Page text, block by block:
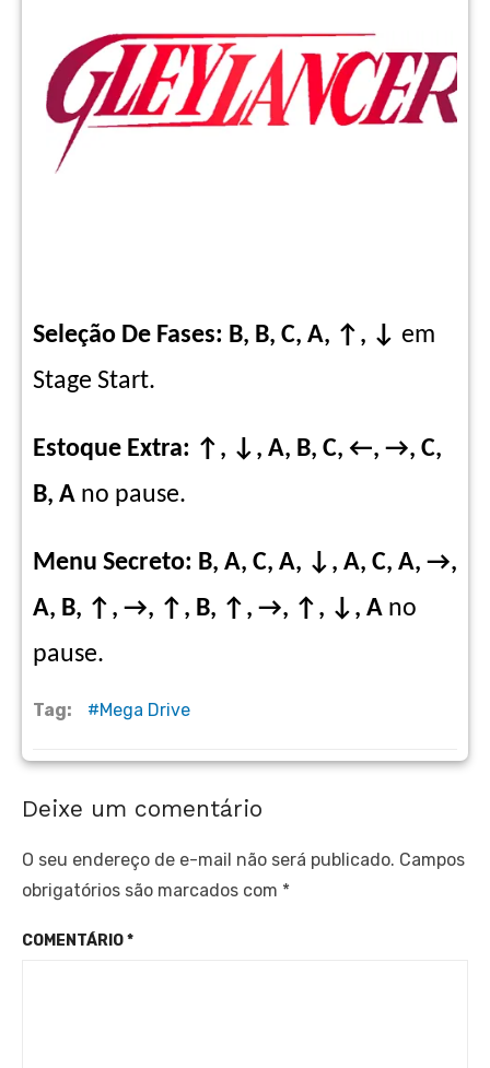
Seleção De Fases: B, B, C, A, ↑, ↓ em
Stage Start.
Estoque Extra: ↑, ↓, A, B, C, ←, →, C,
B, A no pause.
Menu Secreto: B, A, C, A, ↓, A, C, A, →,
A, B, ↑, →, ↑, B, ↑, →, ↑, ↓, A no
pause.
Tag: Mega Drive
Deixe um comentário
O seu endereço de e-mail não será publicado. Campos
obrigatórios são marcados com *
COMENTÁRIO*